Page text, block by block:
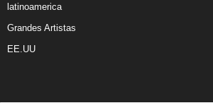
latinoamerica
Grandes Artistas
EE.UU